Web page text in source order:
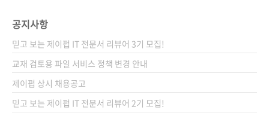
카타야마 아키오, 스즈키 히로야스 역자명 박상
출판일 2013년 6월 24일 페이지 200쪽 판 형
크라운판 변형(170*225), 반양장(Soft Cover)
정 가 20,000원 ISBN 978-89-94506-68-5 부
가기호: 93000 키워드 AWS / Cloud..
공지사항
믿고 보는 제이펍 IT 전문서 리뷰어 3기 모집!
교재 검토용 파일 서비스 정책 변경 안내
제이펍 상시 채용공고
믿고 보는 제이펍 IT 전문서 리뷰어 2기 모집!